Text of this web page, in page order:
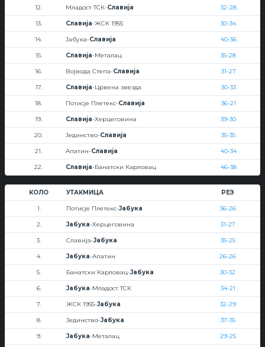
12. Младост ТСК-Славија 32-28
13. Славија-ЖСК 1955 30-34
14. Јабука-Славија 40-36
15. Славија-Металац 35-28
16. Војвода Степа-Славија 31-27
17. Славија-Црвена звезда 30-33
18. Потисје Плетекс-Славија 36-21
19. Славија-Херцеговина 39-30
20. Јединство-Славија 35-35
21. Апатин-Славија 40-34
22. Славија-Банатски Карловац 46-38
КОЛО УТАКМИЦА РЕЗ
1. Потисје Плетекс-Јабука 36-26
2. Јабука-Херцеговина 31-27
3. Славија-Јабука 35-25
4. Јабука-Апатин 26-26
5. Банатски Карловац-Јабука 30-32
6. Јабука-Младост ТСК 34-21
7. ЖСК 1955-Јабука 32-29
8. Јединство-Јабука 37-35
9. Јабука-Металац 29-25